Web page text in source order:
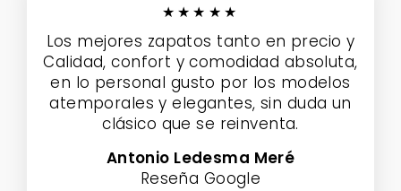
★★★★★
Los mejores zapatos tanto en precio y
Calidad, confort y comodidad absoluta,
en lo personal gusto por los modelos
atemporales y elegantes, sin duda un
clásico que se reinventa.
Antonio Ledesma Meré
Reseña Google